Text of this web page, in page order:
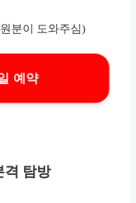
분이 도와주심)
예약
격 탐방